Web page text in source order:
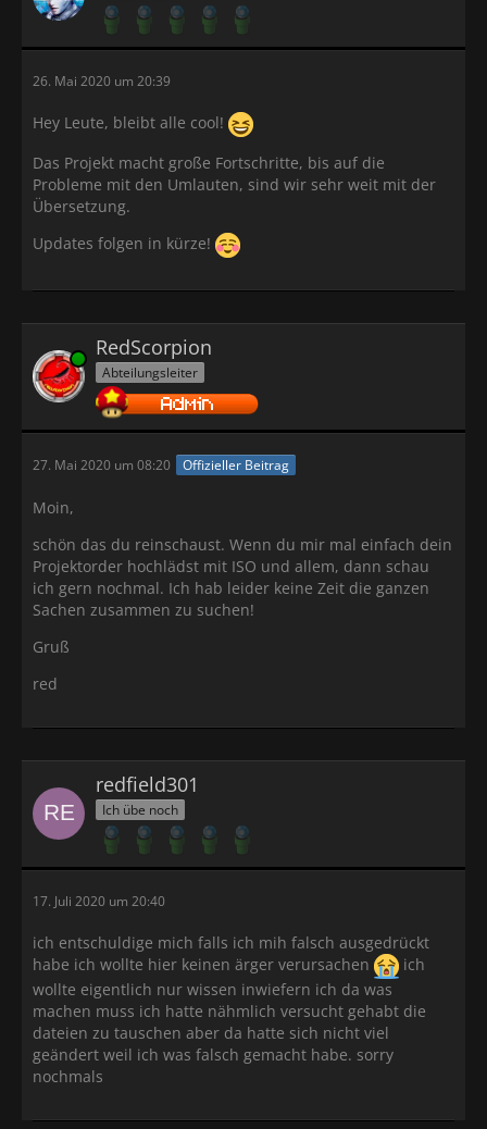
26. Mai 2020 um 20:39
Hey Leute, bleibt alle cool!
Das Projekt macht große Fortschritte, bis auf die
Probleme mit den Umlauten, sind wir sehr weit mit der
Übersetzung.
Updates folgen in kürze!
Online RedScorpion
Abteilungsleiter
27. Mai 2020 um 08:20 Offizieller Beitrag
Moin,
schön das du reinschaust. Wenn du mir mal einfach dein
Projektorder hochlädst mit ISO und allem, dann schau
ich gern nochmal. Ich hab leider keine Zeit die ganzen
Sachen zusammen zu suchen!
Gruß
red
redfield301
Ich übe noch
17. Juli 2020 um 20:40
ich entschuldige mich falls ich mih falsch ausgedrückt
habe ich wollte hier keinen ärger verursachen
ich
wollte eigentlich nur wissen inwiefern ich da was
machen muss ich hatte nähmlich versucht gehabt die
dateien zu tauschen aber da hatte sich nicht viel
geändert weil ich was falsch gemacht habe. sorry
nochmals